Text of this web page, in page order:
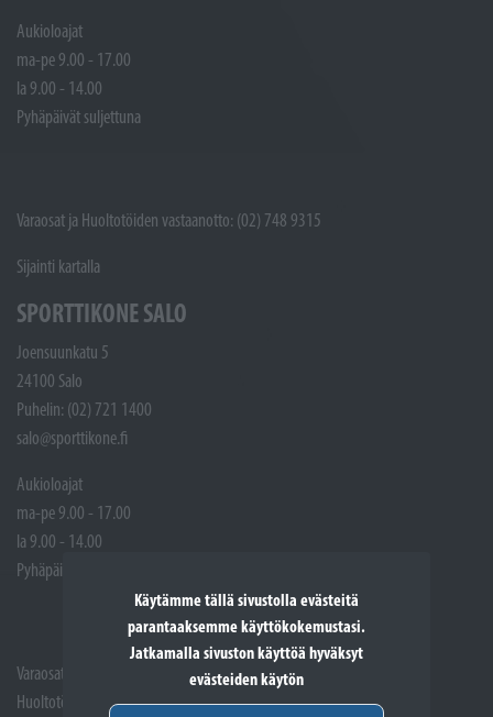
Käytämme tällä sivustolla evästeitä
parantaaksemme käyttökokemustasi.
Jatkamalla sivuston käyttöä hyväksyt
evästeiden käytön
Aukioloajat
ma-pe 9.00 - 17.00
la 9.00 - 14.00
Pyhäpäivät suljettuna
Varaosat ja Huoltotöiden vastaanotto: (02) 748 9315
Sijainti kartalla
SPORTTIKONE SALO
Joensuunkatu 5
24100 Salo
Puhelin: (02) 721 1400
salo@sporttikone.fi
Aukioloajat
ma-pe 9.00 - 17.00
la 9.00 - 14.00
Pyhäpäivät suljettuna
Varaosat: (02) 721 1407
Huoltotöiden vastaanotto: 02 7211405